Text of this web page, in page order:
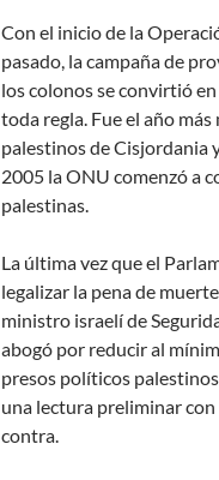
Con el inicio de la
pasado, la campaña de
los colonos se convirtió
toda regla. Fue el año
palestinos de Cisjordania
2005 la ONU comenzó a
palestinas.
La última vez que el
legalizar la pena de
ministro israelí de
abogó por reducir al
presos políticos
una lectura preliminar
contra.